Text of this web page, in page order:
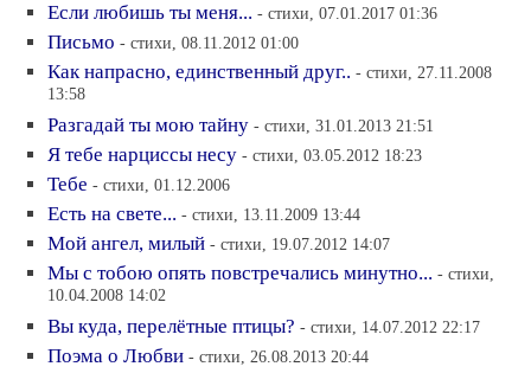
Если любишь ты меня... - стихи, 07.01.2017 01:36
Письмо - стихи, 08.11.2012 01:00
Как напрасно, единственный друг.. - стихи, 27.11.2008
13:58
Разгадай ты мою тайну - стихи, 31.01.2013 21:51
Я тебе нарциссы несу - стихи, 03.05.2012 18:23
Тебе - стихи, 01.12.2006
Есть на свете... - стихи, 13.11.2009 13:44
Мой ангел, милый - стихи, 19.07.2012 14:07
Мы с тобою опять повстречались минутно... - стихи,
10.04.2008 14:02
Вы куда, перелётные птицы? - стихи, 14.07.2012 22:17
Поэма о Любви - стихи, 26.08.2013 20:44